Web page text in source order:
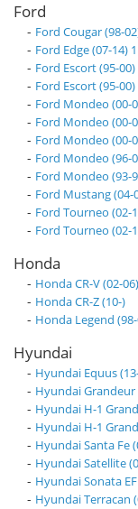
Ford
- Ford Cougar (98-
- Ford Edge (07-14)
- Ford Escort (95-
- Ford Escort (95-
- Ford Mondeo (00-
- Ford Mondeo (00-
- Ford Mondeo (00-
- Ford Mondeo (96-
- Ford Mondeo (93-
- Ford Mustang (04-
- Ford Tourneo
- Ford Tourneo (02-
Honda
- Honda CR-V (02-
- Honda CR-Z (10-)
- Honda Legend
Hyundai
- Hyundai Equus
- Hyundai Grandeur
- Hyundai H-1
- Hyundai H-1
- Hyundai Santa Fe
- Hyundai Satellite
- Hyundai Sonata
- Hyundai Terracan